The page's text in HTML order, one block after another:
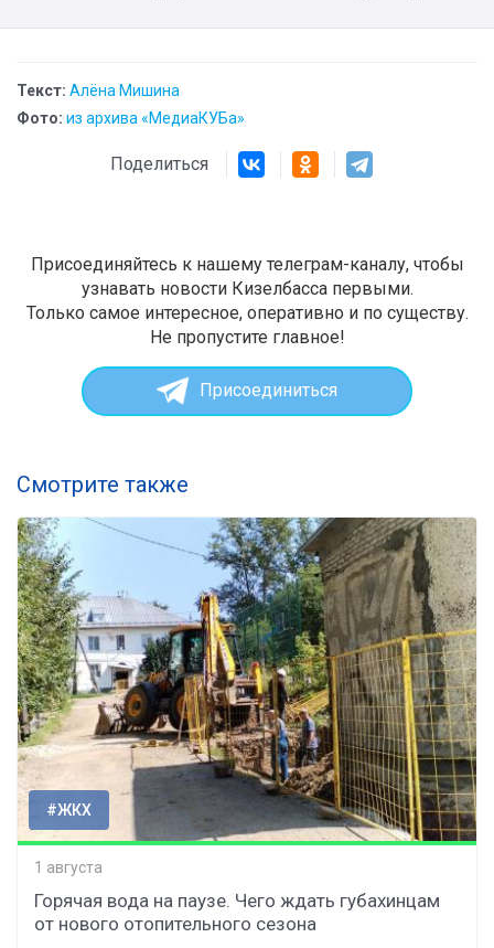
Текст: Алёна Мишина
Фото: из архива «МедиаКУБа»
Поделиться
Присоединяйтесь к нашему телеграм-каналу, чтобы
узнавать новости Кизелбасса первыми.
Только самое интересное, оперативно и по существу.
Не пропустите главное!
Присоединиться
Смотрите также
#ЖКХ
1 августа
Горячая вода на паузе. Чего ждать губахинцам
от нового отопительного сезона